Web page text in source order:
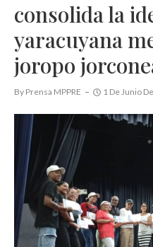
consolida la
yaracuyana
joropo
By Prensa MPPRE 1 De Junio